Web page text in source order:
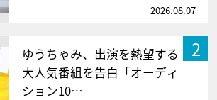
2026.08.07
2
ゆうちゃみ、出演を熱望する
大人気番組を告白「オーディ
ション10…